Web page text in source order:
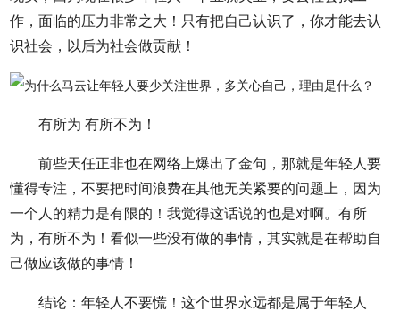
作，面临的压力非常之大！只有把自己认识了，你才能去认
识社会，以后为社会做贡献！
有所为 有所不为！
前些天任正非也在网络上爆出了金句，那就是年轻人要
懂得专注，不要把时间浪费在其他无关紧要的问题上，因为
一个人的精力是有限的！我觉得这话说的也是对啊。有所
为，有所不为！看似一些没有做的事情，其实就是在帮助自
己做应该做的事情！
结论：年轻人不要慌！这个世界永远都是属于年轻人